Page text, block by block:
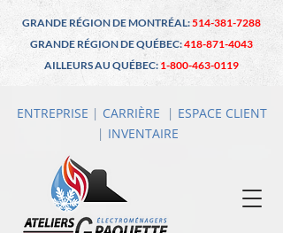
GRANDE RÉGION DE MONTRÉAL:514-381-7288
GRANDE RÉGION DE QUÉBEC:418-871-4043
AILLEURS AU QUÉBEC: 1-800-463-0119
ENTREPRISE | CARRIÈRE | ESPACE CLIENT
| INVENTAIRE